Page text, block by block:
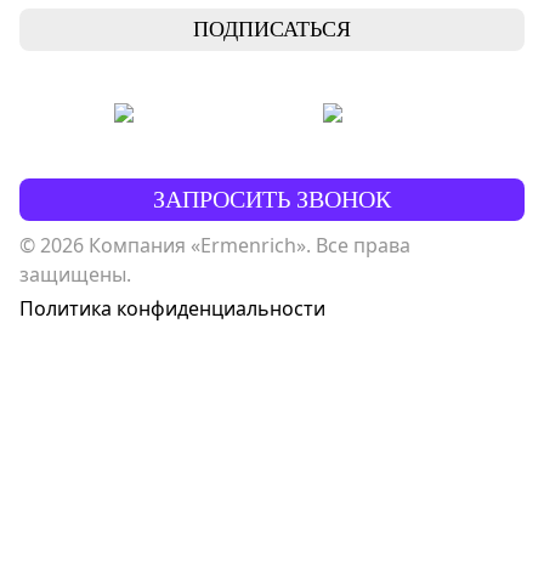
ПОДПИСАТЬСЯ
ЗАПРОСИТЬ ЗВОНОК
© 2026 Компания «Ermenrich». Все права
защищены.
Политика конфиденциальности